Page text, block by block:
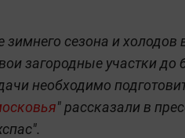
зимнего сезона и
загородные участки
необходимо
" рассказали в